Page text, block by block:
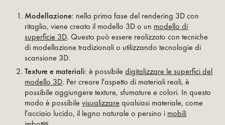
Modellazione: nella prima fase del rendering 3D con
ritaglio, viene creato il modello 3D o un modello di
superficie 3D. Questo può essere realizzato con tecniche
di modellazione tradizionali o utilizzando tecnologie di
scansione 3D.
Texture e materiali: è possibiledigitalizzare le superfici del
modello 3D. Per creare l'aspetto di materiali reali, è
possibile aggiungere texture, sfumature e colori. In questo
modo è possibilevisualizzare qualsiasi materiale, come
l'acciaio lucido, il legno naturale o persino i mobili